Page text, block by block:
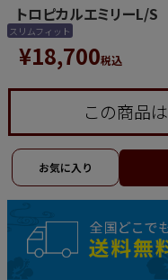
トロピカルエミリーL/S
スリムフィット
¥18,700税込
この商品は